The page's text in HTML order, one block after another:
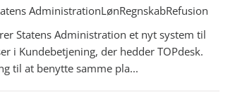
AdministrationLønRegnskabRefusion
Statens Administration et nyt system til
i Kundebetjening, der hedder TOPdesk.
til at benytte samme pla...